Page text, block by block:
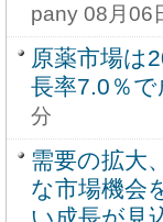
pany 08月06
原薬市場は
長率7.0％で
分
需要の拡大
な市場機会